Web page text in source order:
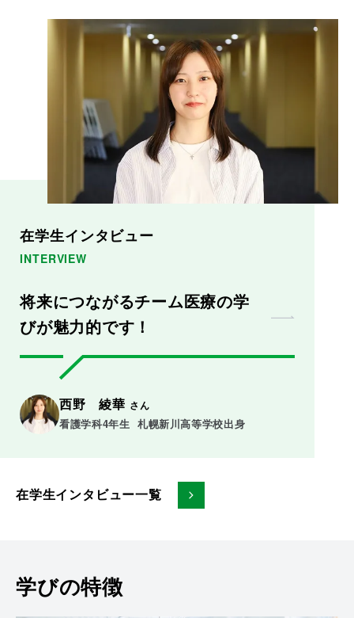
在学生インタビュー
INTERVIEW
将来につながるチーム医療の学
びが魅力的です！
西野 綾華 さん
看護学科4年生  札幌新川高等学校出身
在学生インタビュー一覧
学びの特徴